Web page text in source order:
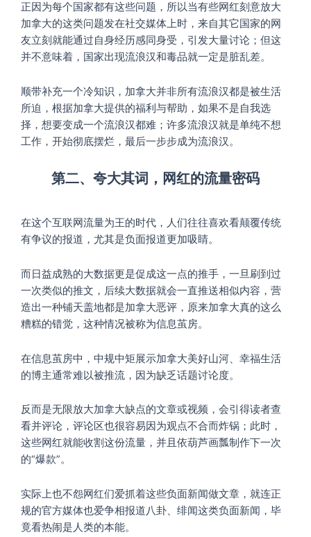
正因为每个国家都有这些问题，所以当有些网红刻意放大
加拿大的这类问题发在社交媒体上时，来自其它国家的网
友立刻就能通过自身经历感同身受，引发大量讨论；但这
并不意味着，国家出现流浪汉和毒品就一定是脏乱差。
顺带补充一个冷知识，加拿大并非所有流浪汉都是被生活
所迫，根据加拿大提供的福利与帮助，如果不是自我选
择，想要变成一个流浪汉都难；许多流浪汉就是单纯不想
工作，开始彻底摆烂，最后一步步成为流浪汉。
第二、夸大其词，网红的流量密码
在这个互联网流量为王的时代，人们往往喜欢看颠覆传统
有争议的报道，尤其是负面报道更加吸睛。
而日益成熟的大数据更是促成这一点的推手，一旦刷到过
一次类似的推文，后续大数据就会一直推送相似内容，营
造出一种铺天盖地都是加拿大恶评，原来加拿大真的这么
糟糕的错觉，这种情况被称为信息茧房。
在信息茧房中，中规中矩展示加拿大美好山河、幸福生活
的博主通常难以被推流，因为缺乏话题讨论度。
反而是无限放大加拿大缺点的文章或视频，会引得读者查
看并评论，评论区也很容易因为观点不合而炸锅；此时，
这些网红就能收割这份流量，并且依葫芦画瓢制作下一次
的“爆款”。
实际上也不怨网红们爱抓着这些负面新闻做文章，就连正
规的官方媒体也爱争相报道八卦、绯闻这类负面新闻，毕
竟看热闹是人类的本能。